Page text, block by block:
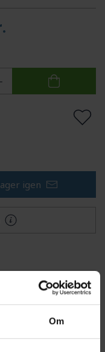
Om
igen
Dokumenter
Thru aksel og
bike i